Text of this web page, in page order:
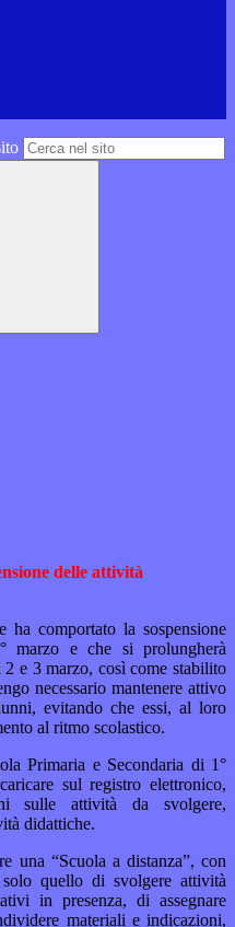
delle attività
ha comportato la sospensione
marzo e che si prolungherà
e 3 marzo, così come stabilito
necessario mantenere attivo
evitando che essi, al loro
al ritmo scolastico.
Primaria e Secondaria di 1°
sul registro elettronico,
sulle attività da svolgere,
didattiche.
una “Scuola a distanza”, con
quello di svolgere attività
in presenza, di assegnare
materiali e indicazioni,